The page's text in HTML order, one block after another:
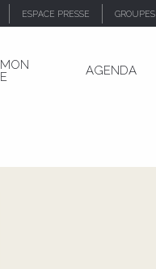
ESPACE PRESSE GROUPES
AGENDA